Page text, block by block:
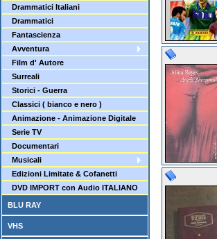
Drammatici Italiani
Drammatici
Fantascienza
Avventura
Film d' Autore
Surreali
Storici - Guerra
Classici ( bianco e nero )
Animazione - Animazione Digitale
Serie TV
Documentari
Musicali
Edizioni Limitate & Cofanetti
DVD IMPORT con Audio ITALIANO
BLU RAY
VHS